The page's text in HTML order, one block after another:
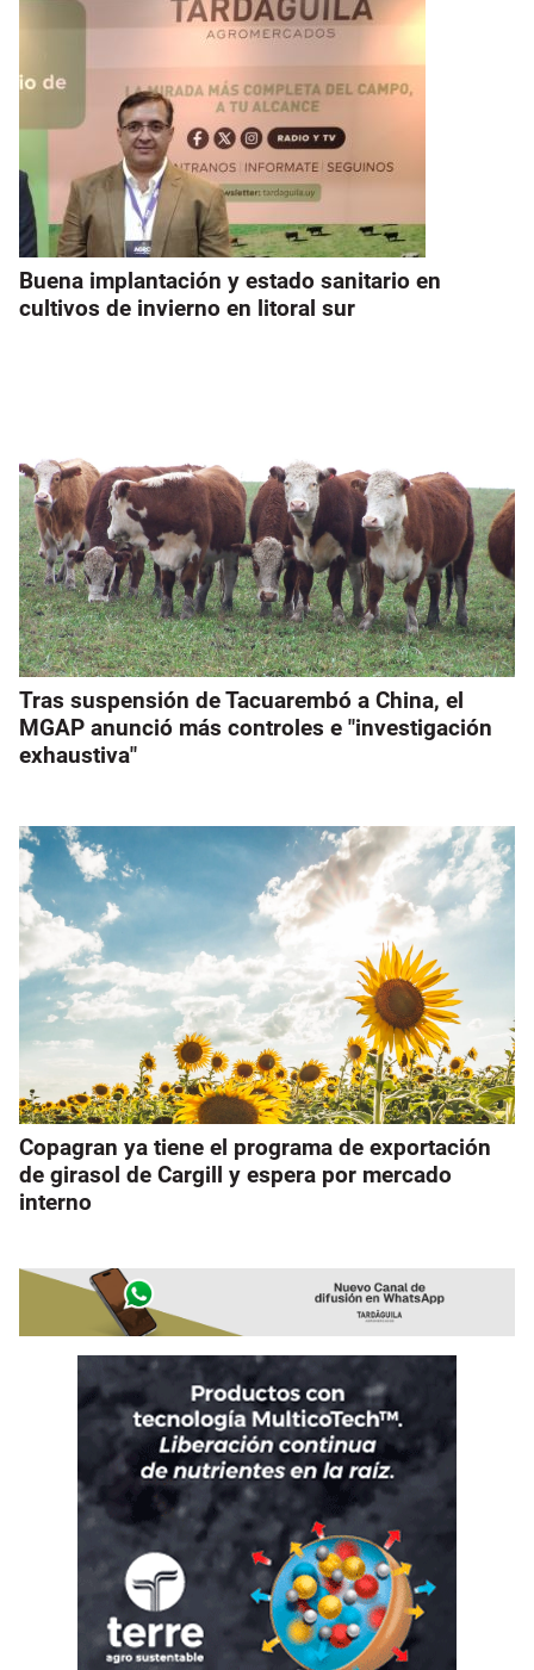
Buena implantación y estado sanitario en
cultivos de invierno en litoral sur
Tras suspensión de Tacuarembó a China, el
MGAP anunció más controles e "investigación
exhaustiva"
Copagran ya tiene el programa de exportación
de girasol de Cargill y espera por mercado
interno